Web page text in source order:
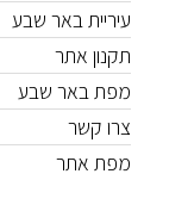
עיריית באר שבע
תקנון אתר
מפת באר שבע
צרו קשר
מפת אתר